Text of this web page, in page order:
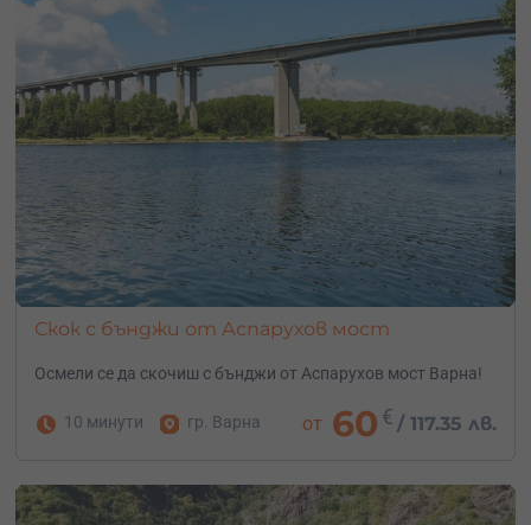
Скок с бънджи от Аспарухов мост
Осмели се да скочиш с бънджи от Аспарухов мост Варна!
10 минути гр. Варна от 60 € /117.35 лв.